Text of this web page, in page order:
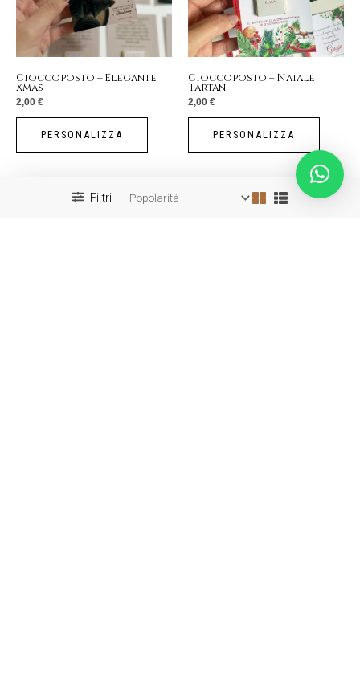
Filtri
Cioccoposto – Elegante
Xmas
2,00 €
PERSONALIZZA
Cioccoposto – Natale
Tartan
2,00 €
PERSONALIZZA